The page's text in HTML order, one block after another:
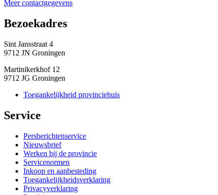
Meer contactgegevens
Bezoekadres
Sint Jansstraat 4
9712 JN Groningen
Martinikerkhof 12
9712 JG Groningen
Toegankelijkheid provinciehuis
Service
Persberichtenservice
Nieuwsbrief
Werken bij de provincie
Servicenormen
Inkoop en aanbesteding
Toegankelijkheidsverklaring
Privacyverklaring